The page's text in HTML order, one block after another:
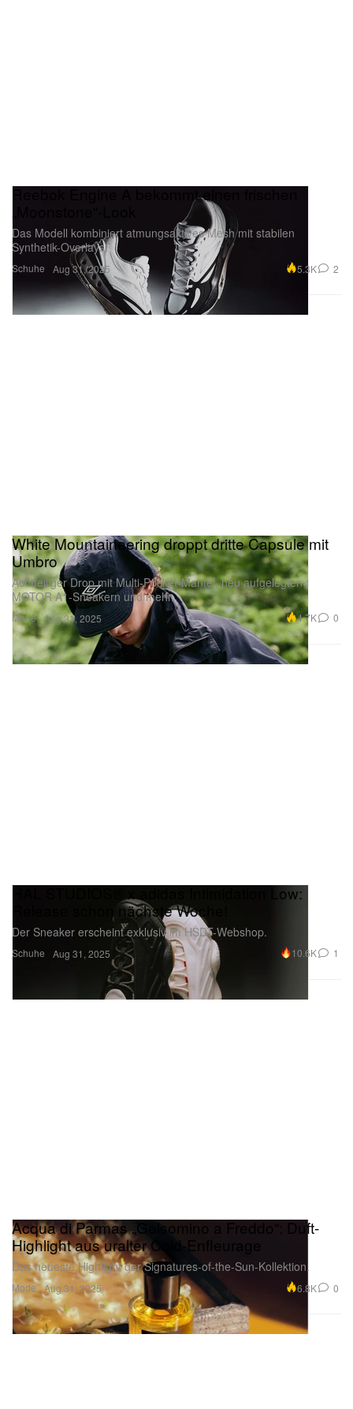
Schuhe
Reebok Engine A bekommt einen frischen
„Moonstone“-Look
Das Modell kombiniert atmungsaktives Mesh mit stabilen
Synthetik-Overlays.
Aug 31, 2025 5.3K 2
Mode
White Mountaineering droppt dritte Capsule mit
Umbro
Achtteiliger Drop mit Multi-Pocket-Mantel, neu aufgelegten
MOTOR A1-Sneakern und mehr.
Aug 31, 2025 4.7K 0
Schuhe
HAL STUDIOS® x adidas Intimidation Low:
Release schon nächste Woche!
Der Sneaker erscheint exklusiv im HSDT-Webshop.
Aug 31, 2025 10.6K 1
Mode
Acqua di Parmas „Gelsomino a Freddo“: Duft-
Highlight aus uralter Cold-Enfleurage
Das neueste Highlight der Signatures-of-the-Sun-Kollektion.
Aug 31, 2025 6.8K 0